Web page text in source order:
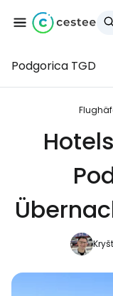
Podgorica TGD
... die